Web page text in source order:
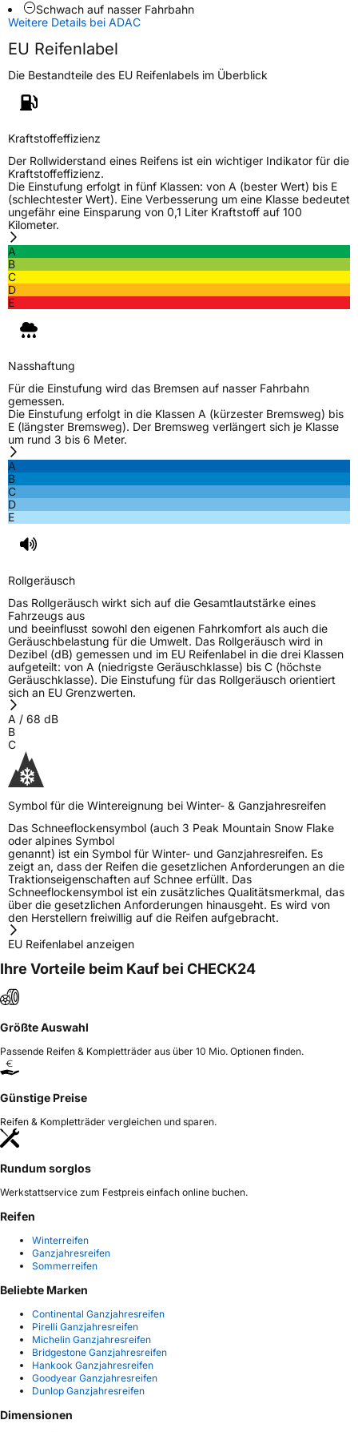
ZustandNeureifen
EU Label
EffizienzC
Nasshaftung C
Rollgeräusch (Klasse)A
Rollgeräusch (dB)68
FahrzeugklasseC1
EPREL ID 1630936
Allgemeine Produktsicherheit (GPSR)
HerstellerkontaktDeldo Autobanden NV, Essensteenweg 113
2930 Brasschaat, compliance@deldo.com
Schwach auf nasser Fahrbahn
Weitere Details bei ADAC
EU Reifenlabel
Die Bestandteile des EU Reifenlabels im Überblick
Kraftstoffeffizienz
Der Rollwiderstand eines Reifens ist ein wichtiger Indikator für die
Kraftstoffeffizienz.
Die Einstufung erfolgt in fünf Klassen: von A (bester Wert) bis E
(schlechtester Wert). Eine Verbesserung um eine Klasse bedeutet
ungefähr eine Einsparung von 0,1 Liter Kraftstoff auf 100
Kilometer.
A
B
C
D
E
Nasshaftung
Für die Einstufung wird das Bremsen auf nasser Fahrbahn
gemessen.
Die Einstufung erfolgt in die Klassen A (kürzester Bremsweg) bis
E (längster Bremsweg). Der Bremsweg verlängert sich je Klasse
um rund 3 bis 6 Meter.
A
B
C
D
E
Rollgeräusch
Das Rollgeräusch wirkt sich auf die Gesamtlautstärke eines
Fahrzeugs aus
und beeinflusst sowohl den eigenen Fahrkomfort als auch die
Geräuschbelastung für die Umwelt. Das Rollgeräusch wird in
Dezibel (dB) gemessen und im EU Reifenlabel in die drei Klassen
aufgeteilt: von A (niedrigste Geräuschklasse) bis C (höchste
Geräuschklasse). Die Einstufung für das Rollgeräusch orientiert
sich an EU Grenzwerten.
A / 68 dB
B
C
Symbol für die Wintereignung bei Winter- & Ganzjahresreifen
Das Schneeflockensymbol (auch 3 Peak Mountain Snow Flake
oder alpines Symbol
genannt) ist ein Symbol für Winter- und Ganzjahresreifen. Es
zeigt an, dass der Reifen die gesetzlichen Anforderungen an die
Traktionseigenschaften auf Schnee erfüllt. Das
Schneeflockensymbol ist ein zusätzliches Qualitätsmerkmal, das
über die gesetzlichen Anforderungen hinausgeht. Es wird von
den Herstellern freiwillig auf die Reifen aufgebracht.
EU Reifenlabel anzeigen
Ihre Vorteile beim Kauf bei CHECK24
Größte Auswahl
Passende Reifen & Kompletträder aus über 10 Mio. Optionen finden.
Günstige Preise
Reifen & Kompletträder vergleichen und sparen.
Rundum sorglos
Werkstattservice zum Festpreis einfach online buchen.
Reifen
Winterreifen
Ganzjahresreifen
Sommerreifen
Beliebte Marken
Continental Ganzjahresreifen
Pirelli Ganzjahresreifen
Michelin Ganzjahresreifen
Bridgestone Ganzjahresreifen
Hankook Ganzjahresreifen
Goodyear Ganzjahresreifen
Dunlop Ganzjahresreifen
Dimensionen